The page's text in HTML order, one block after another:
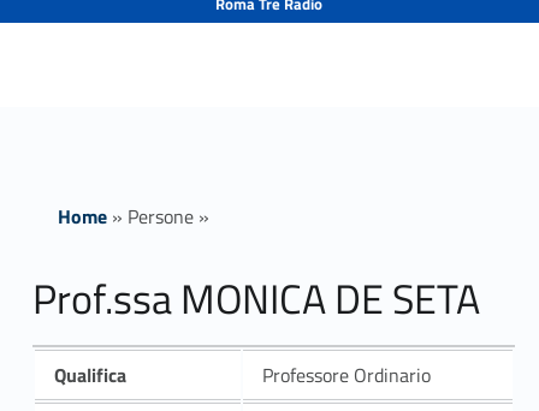
Home» Persone»
Prof.ssa MONICA DE SETA
Qualifica
Professore Ordinario